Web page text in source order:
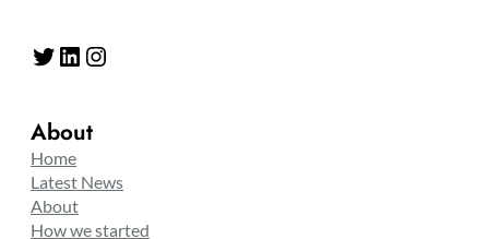
Twitter LinkedIn Instagram
About
Home
Latest News
About
How we started